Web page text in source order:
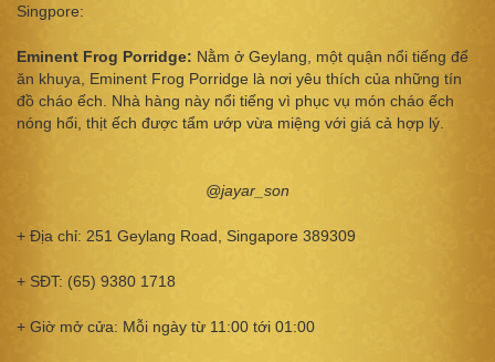
Singpore:
Eminent Frog Porridge: Nằm ở Geylang, một quận nổi tiếng để
ăn khuya, Eminent Frog Porridge là nơi yêu thích của những tín
đồ cháo ếch. Nhà hàng này nổi tiếng vì phục vụ món cháo ếch
nóng hổi, thịt ếch được tẩm ướp vừa miệng với giá cả hợp lý.
@jayar_son
+ Địa chỉ: 251 Geylang Road, Singapore 389309
+ SĐT: (65) 9380 1718
+ Giờ mở cửa: Mỗi ngày từ 11:00 tới 01:00